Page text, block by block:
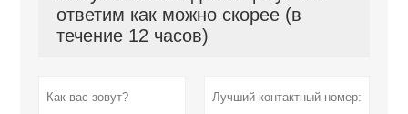
ответим как можно скорее (в
течение 12 часов)